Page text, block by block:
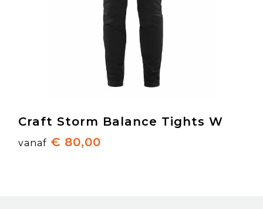
Craft Storm Balance Tights W
vanaf € 80,00